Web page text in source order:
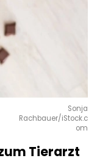
Sonja
Rachbauer/iStock.c
om
Tierarzt